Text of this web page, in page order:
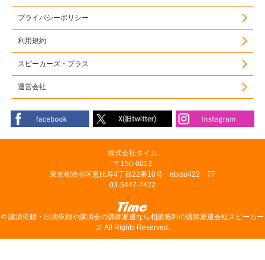
プライバシーポリシー
利用規約
スピーカーズ・プラス
運営会社
株式会社タイム
〒150-0013
東京都渋谷区恵比寿4丁目22番10号 ebisu422 7F
03-5447-2422
© 講演依頼・出演依頼や講演会の講師派遣なら相談無料の講師派遣会社スピーカー
ズ All Rights Reserved.